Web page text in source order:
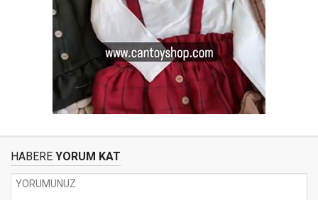
HABERE YORUM KAT